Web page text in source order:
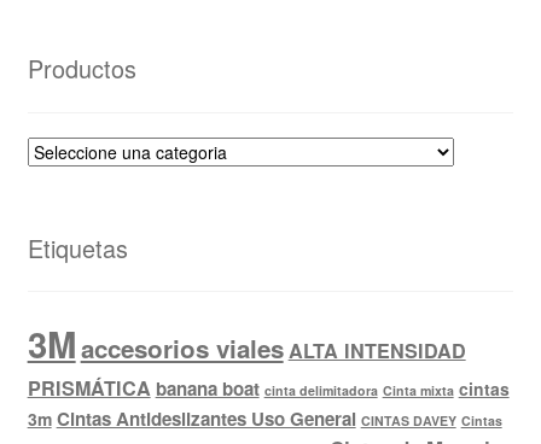
Productos
Etiquetas
3Maccesorios vialesALTA INTENSIDAD
PRISMÁTICA banana boat cinta delimitadora Cinta mixta cintas
3m Cintas Antideslizantes Uso General CINTAS DAVEY Cintas